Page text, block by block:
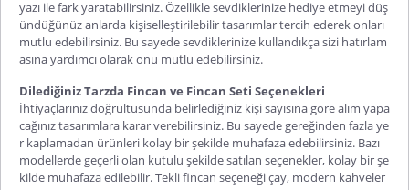
yazı ile fark yaratabilirsiniz. Özellikle sevdiklerinize hediye etmeyi düş
ündüğünüz anlarda kişiselleştirilebilir tasarımlar tercih ederek onları
mutlu edebilirsiniz. Bu sayede sevdiklerinize kullandıkça sizi hatırlam
asına yardımcı olarak onu mutlu edebilirsiniz.
Dilediğiniz Tarzda Fincan ve Fincan Seti Seçenekleri
İhtiyaçlarınız doğrultusunda belirlediğiniz kişi sayısına göre alım yapa
cağınız tasarımlara karar verebilirsiniz. Bu sayede gereğinden fazla ye
r kaplamadan ürünleri kolay bir şekilde muhafaza edebilirsiniz. Bazı
modellerde geçerli olan kutulu şekilde satılan seçenekler, kolay bir şe
kilde muhafaza edilebilir.Tekli fincan seçeneği çay, modern kahveler